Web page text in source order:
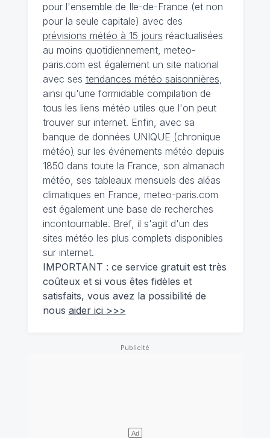
pour l'ensemble de Ile-de-France (et non
pour la seule capitale) avec des
prévisions météo à 15 jours réactualisées
au moins quotidiennement, meteo-
paris.com est également un site national
avec ses tendances météo saisonnières,
ainsi qu'une formidable compilation de
tous les liens météo utiles que l'on peut
trouver sur internet. Enfin, avec sa
banque de données UNIQUE (chronique
météo) sur les événements météo depuis
1850 dans toute la France, son almanach
météo, ses tableaux mensuels des aléas
climatiques en France, meteo-paris.com
est également une base de recherches
incontournable. Bref, il s'agit d'un des
sites météo les plus complets disponibles
sur internet.
IMPORTANT : ce service gratuit est très
coûteux et si vous êtes fidèles et
satisfaits, vous avez la possibilité de
nous aider ici >>>